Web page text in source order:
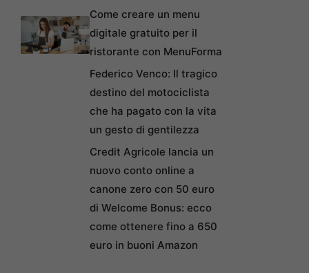
Come creare un menu
digitale gratuito per il
ristorante con MenuForma
Federico Venco: Il tragico
destino del motociclista
che ha pagato con la vita
un gesto di gentilezza
Credit Agricole lancia un
nuovo conto online a
canone zero con 50 euro
di Welcome Bonus: ecco
come ottenere fino a 650
euro in buoni Amazon